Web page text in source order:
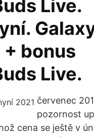
Live.
+ bonus
Live.
červenec
pozornost
cena se ještě v